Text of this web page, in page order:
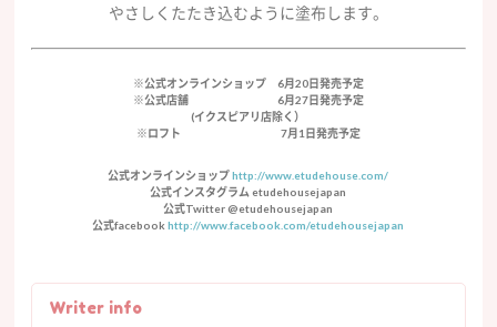
やさしくたたき込むように塗布します。
※公式オンラインショップ 6月20日発売予定
※公式店舗 6月27日発売予定
(イクスピアリ店除く）
※ロフト 7月1日発売予定
公式オンラインショップhttp://www.etudehouse.com/
公式インスタグラム etudehousejapan
公式Twitter @etudehousejapan
公式facebookhttp://www.facebook.com/etudehousejapan
Writer info